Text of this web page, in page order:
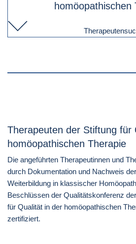
homöopathischen
Therapeuten der Stiftung für
homöopathischen Therapie
Die angeführten Therapeutinnen und
durch Dokumentation und Nachweis
Weiterbildung in klassischer
Beschlüssen der Qualitätskonferenz
für Qualität in der homöopathischen
zertifiziert.